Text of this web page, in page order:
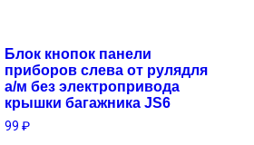
Блок кнопок панели
приборов слева от рулядля
а/м без электропривода
крышки багажника JS6
99 ₽